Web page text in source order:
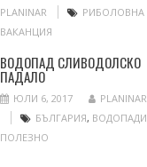
PLANINAR
РИБОЛОВНА
ВАКАНЦИЯ
ВОДОПАД СЛИВОДОЛСКО
ПАДАЛО
ЮЛИ 6, 2017
PLANINAR
БЪЛГАРИЯ, ВОДОПАДИ
ПОЛЕЗНО